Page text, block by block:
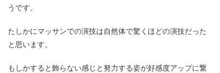
うです。
たしかにマッサンでの演技は自然体で驚くほどの演技だった
と思います。
もしかすると飾らない感じと努力する姿が好感度アップに繋